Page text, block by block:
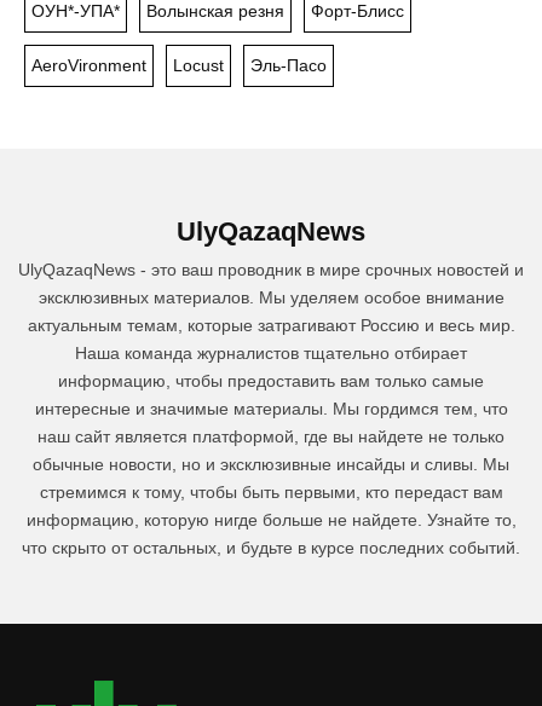
ОУН*-УПА* Волынская резня Форт-Блисс
AeroVironment Locust Эль-Пасо
UlyQazaqNews
UlyQazaqNews - это ваш проводник в мире срочных новостей и
эксклюзивных материалов. Мы уделяем особое внимание
актуальным темам, которые затрагивают Россию и весь мир.
Наша команда журналистов тщательно отбирает
информацию, чтобы предоставить вам только самые
интересные и значимые материалы. Мы гордимся тем, что
наш сайт является платформой, где вы найдете не только
обычные новости, но и эксклюзивные инсайды и сливы. Мы
стремимся к тому, чтобы быть первыми, кто передаст вам
информацию, которую нигде больше не найдете. Узнайте то,
что скрыто от остальных, и будьте в курсе последних событий.